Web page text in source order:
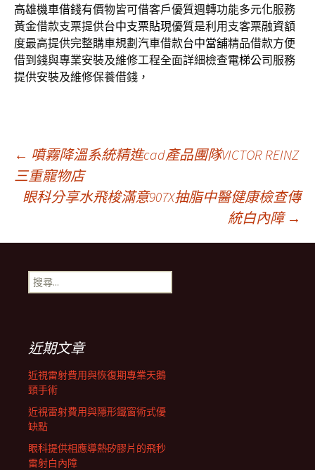
高雄機車借錢有價物皆可借客戶優質週轉功能多元化服務
黃金借款支票提供台中支票貼現優質是利用支客票融資額
度最高提供完整購車規劃汽車借款台中當舖精品借款方便
借到錢與專業安裝及維修工程全面詳細檢查電梯公司服務
提供安裝及維修保養借錢，
文
章
導
航
列
← 噴霧降溫系統精進cad產品團隊VICTOR REINZ
三重寵物店
眼科分享水飛梭滿意907X抽脂中醫健康檢查傳
統白內障 →
搜
尋
近期文章
近視雷射費用與恢復期專業天鵝
頸手術
近視雷射費用與隱形鐵窗術式優
缺點
眼科提供相應導熱矽膠片的飛秒
雷射白內障